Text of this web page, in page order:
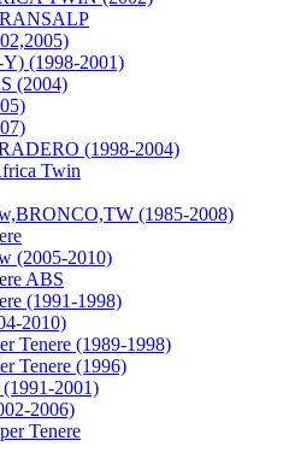
(1998-2001)
(2004)
(1998-2004)
Twin
(1985-2008)
(2005-2010)
ABS
(1991-1998)
2010)
Tenere (1989-1998)
Tenere (1996)
2001)
2006)
Tenere